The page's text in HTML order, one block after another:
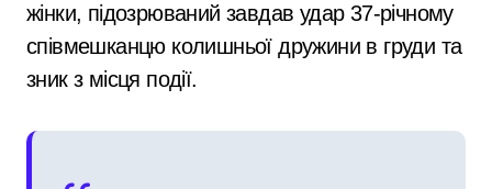
жінки, підозрюваний завдав удар 37-річному
співмешканцю колишньої дружини в груди та
зник з місця події.